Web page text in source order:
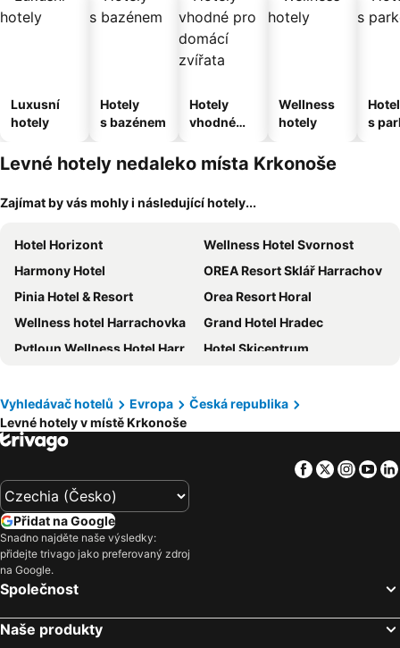
Luxusní
hotely
Hotely
s bazénem
Hotely
vhodné
domácí
zvířata
Wellness
hotely
s
Levné hotely nedaleko místa Krkonoše
Zajímat by vás mohly i následující hotely...
Hotel Horizont
Wellness Hotel Svornost
Harmony Hotel
OREA Resort Sklář Harrachov
Pinia Hotel & Resort
Orea Resort Horal
Wellness hotel Harrachovka
Grand Hotel Hradec
Pytloun Wellness Hotel Harrachov
Hotel Skicentrum
Sedy Vlk
Hotel Fit Fun
Omnia Hotel Relax & Wellness
Hotel Vltava
Resort Špindl Hotel & Aquapark
Hotel Labská bouda
Penzion Kobr
Hotel Zátiší
Hotel Auri
Penzion Marienka
Hotel Zátiší
Vyhledávač hotelů Evropa
Česká republika
Levné hotely v místě Krkonoše
Facebook
Twitter
Přidat na Google
Snadno najděte naše výsledky:
přidejte trivago jako preferovaný zdroj
na Google.
Společnost
Naše produkty